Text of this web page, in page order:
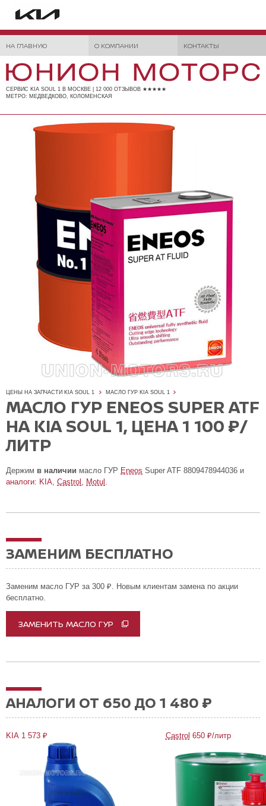
НА ГЛАВНУЮ О КОМПАНИИ КОНТАКТЫ
СЕРВИС KIA SOUL 1 В МОСКВЕ | 12 000 ОТЗЫВОВ ★★★★★
МЕТРО: МЕДВЕДКОВО, КОЛОМЕНСКАЯ
ЦЕНЫ НА ЗАПЧАСТИ KIA SOUL 1 МАСЛО ГУР KIA SOUL 1
МАСЛО ГУР ENEOS SUPER ATF
НА KIA SOUL 1, ЦЕНА 1 100 ₽/
ЛИТР
Держим в наличии масло ГУР Eneos Super ATF 8809478944036 и
аналоги: KIA, Castrol , Motul .
ЗАМЕНИМ БЕСПЛАТНО
Заменим масло ГУР за 300 ₽. Новым клиентам замена по акции
бесплатно.
ЗАМЕНИТЬ МАСЛО ГУР
АНАЛОГИ ОТ 650 ДО 1 480 ₽
KIA 1 573 ₽ Castrol 650 ₽/литр